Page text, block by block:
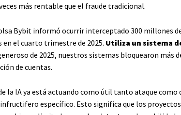
más rentable que el fraude tradicional.
Bybit informó ocurrir interceptado 300 millones
el cuarto trimestre de 2025. Utiliza un sistema
de 2025, nuestros sistemas bloquearon más
de cuentas.
la IA ya está actuando como útil tanto ataque como
específico. Esto significa que los